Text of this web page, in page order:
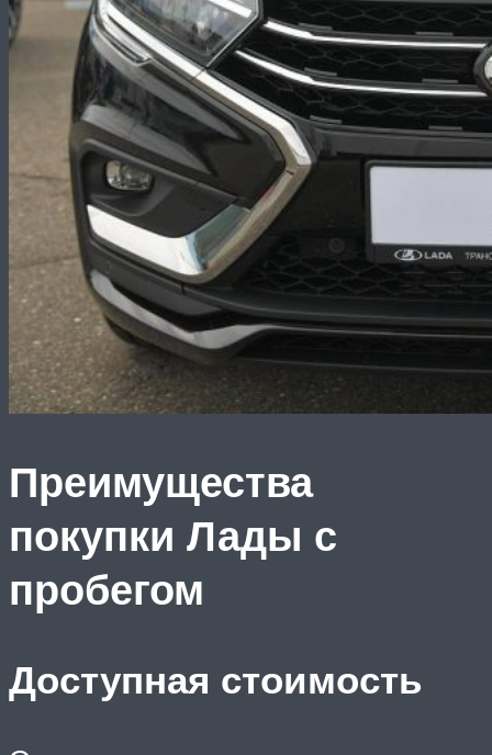
Преимущества
покупки Лады с
пробегом
Доступная стоимость